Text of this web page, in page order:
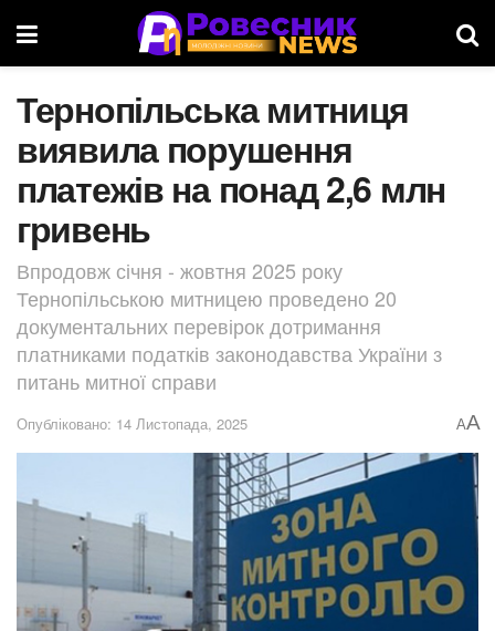
Тернопільська митниця
виявила порушення
платежів на понад 2,6 млн
гривень
Впродовж січня - жовтня 2025 року
Тернопільською митницею проведено 20
документальних перевірок дотримання
платниками податків законодавства України з
питань митної справи
Опубліковано: 14 Листопада, 2025 AA